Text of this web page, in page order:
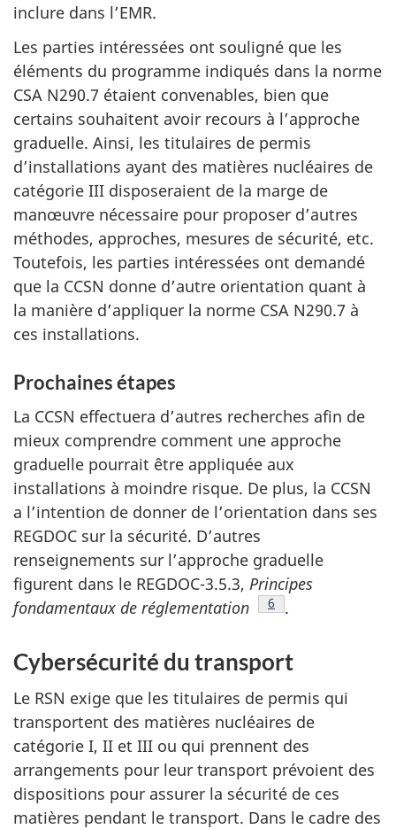
inclure dans l’EMR.
Les parties intéressées ont souligné que les
éléments du programme indiqués dans la norme
CSA N290.7 étaient convenables, bien que
certains souhaitent avoir recours à l’approche
graduelle. Ainsi, les titulaires de permis
d’installations ayant des matières nucléaires de
catégorie III disposeraient de la marge de
manœuvre nécessaire pour proposer d’autres
méthodes, approches, mesures de sécurité, etc.
Toutefois, les parties intéressées ont demandé
que la CCSN donne d’autre orientation quant à
la manière d’appliquer la norme CSA N290.7 à
ces installations.
Prochaines étapes
La CCSN effectuera d’autres recherches afin de
mieux comprendre comment une approche
graduelle pourrait être appliquée aux
installations à moindre risque. De plus, la CCSN
a l’intention de donner de l’orientation dans ses
REGDOC sur la sécurité. D’autres
renseignements sur l’approche graduelle
figurent dans le REGDOC-3.5.3, Principes
fondamentaux de réglementation
Note de bas de page
6 .
Cybersécurité du transport
Le RSN exige que les titulaires de permis qui
transportent des matières nucléaires de
catégorie I, II et III ou qui prennent des
arrangements pour leur transport prévoient des
dispositions pour assurer la sécurité de ces
matières pendant le transport. Dans le cadre des